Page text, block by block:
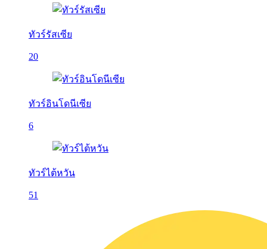
ทัวร์รัสเซีย
20
ทัวร์อินโดนีเซีย
6
ทัวร์ไต้หวัน
51